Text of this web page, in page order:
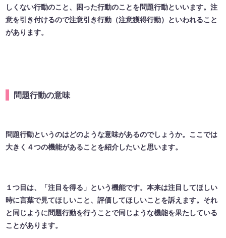
しくない行動のこと、困った行動のことを問題行動といいます。注
意を引き付けるので注意引き行動（注意獲得行動）といわれること
があります。
問題行動の意味
問題行動というのはどのような意味があるのでしょうか。ここでは
大きく４つの機能があることを紹介したいと思います。
１つ目は、「注目を得る」という機能です。本来は注目してほしい
時に言葉で見てほしいこと、評価してほしいことを訴えます。それ
と同じように問題行動を行うことで同じような機能を果たしている
ことがあります。